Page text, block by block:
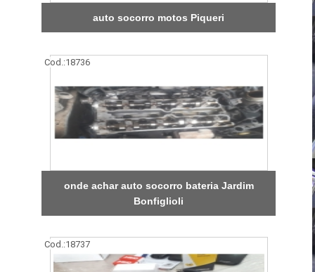
auto socorro motos Piqueri
Cod.:18736
onde achar auto socorro bateria Jardim
Bonfiglioli
Cod.:18737